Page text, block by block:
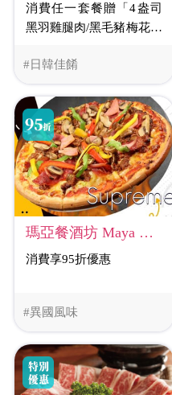
#日韓佳餚
消費任一套餐贈「4盎司
黑羽雞腿肉/黑毛豬梅花」
#異國風味
瑪亞餐酒坊 Maya Bistro
消費享95折優惠